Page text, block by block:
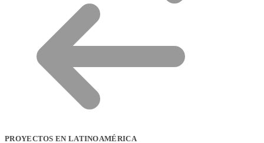
PROYECTOS EN LATINOAMÉRICA